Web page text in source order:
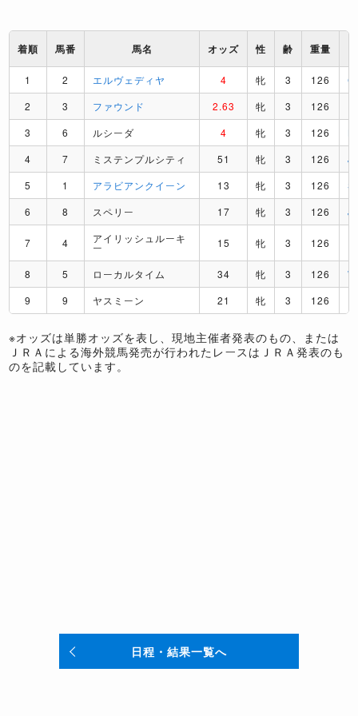
着順 馬番 馬名 オッズ 性 齢 重量
1 2 エルヴェディヤ 4 牝 3 126
C
2
3 ファウンド 2.63 牝 3 126
3
6 ルシーダ 4 牝 3 126
4
7 ミステンプルシティ 51 牝 3 126
J
5
1 アラビアンクイーン 13 牝 3 126
S
6
8 スペリー 17 牝 3 126 J
7 4 アイリッシュルーキ
ー 15 牝 3 126
8 5 ローカルタイム 34 牝 3 126
9
9 ヤスミーン 21 牝 3 126
※オッズは単勝オッズを表し、現地主催者発表のもの、または
ＪＲＡによる海外競馬発売が行われたレースはＪＲＡ発表のも
のを記載しています。
日程・結果一覧へ